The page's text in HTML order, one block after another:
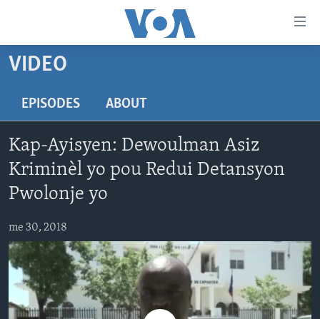
Skip
content
to
main
Navigation
Skip
Search
LÈZETAZINI
ENTÈNASYONAL
VIDEO
FLASHPOINT IKRÈN
Learning English
SUIV NOU
VIDEO
EPISODES ABOUT
Kap-Ayisyen: Dewoulman Asiz
Kriminèl yo pou Redui Detansyon
Pwolonje yo
me 30, 2018